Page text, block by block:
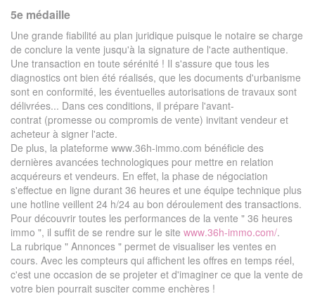
5e médaille
Une grande fiabilité au plan juridique puisque le notaire se charge
de conclure la vente jusqu'à la signature de l'acte authentique.
Une transaction en toute sérénité ! Il s'assure que tous les
diagnostics ont bien été réalisés, que les documents d'urbanisme
sont en conformité, les éventuelles autorisations de travaux sont
délivrées... Dans ces conditions, il prépare l'avant-
contrat (promesse ou compromis de vente) invitant vendeur et
acheteur à signer l'acte.
De plus, la plateforme www.36h-immo.com bénéficie des
dernières avancées technologiques pour mettre en relation
acquéreurs et vendeurs. En effet, la phase de négociation
s'effectue en ligne durant 36 heures et une équipe technique plus
une hotline veillent 24 h/24 au bon déroulement des transactions.
Pour découvrir toutes les performances de la vente " 36 heures
immo ", il suffit de se rendre sur le site www.36h-immo.com/.
La rubrique " Annonces " permet de visualiser les ventes en
cours. Avec les compteurs qui affichent les offres en temps réel,
c'est une occasion de se projeter et d'imaginer ce que la vente de
votre bien pourrait susciter comme enchères !